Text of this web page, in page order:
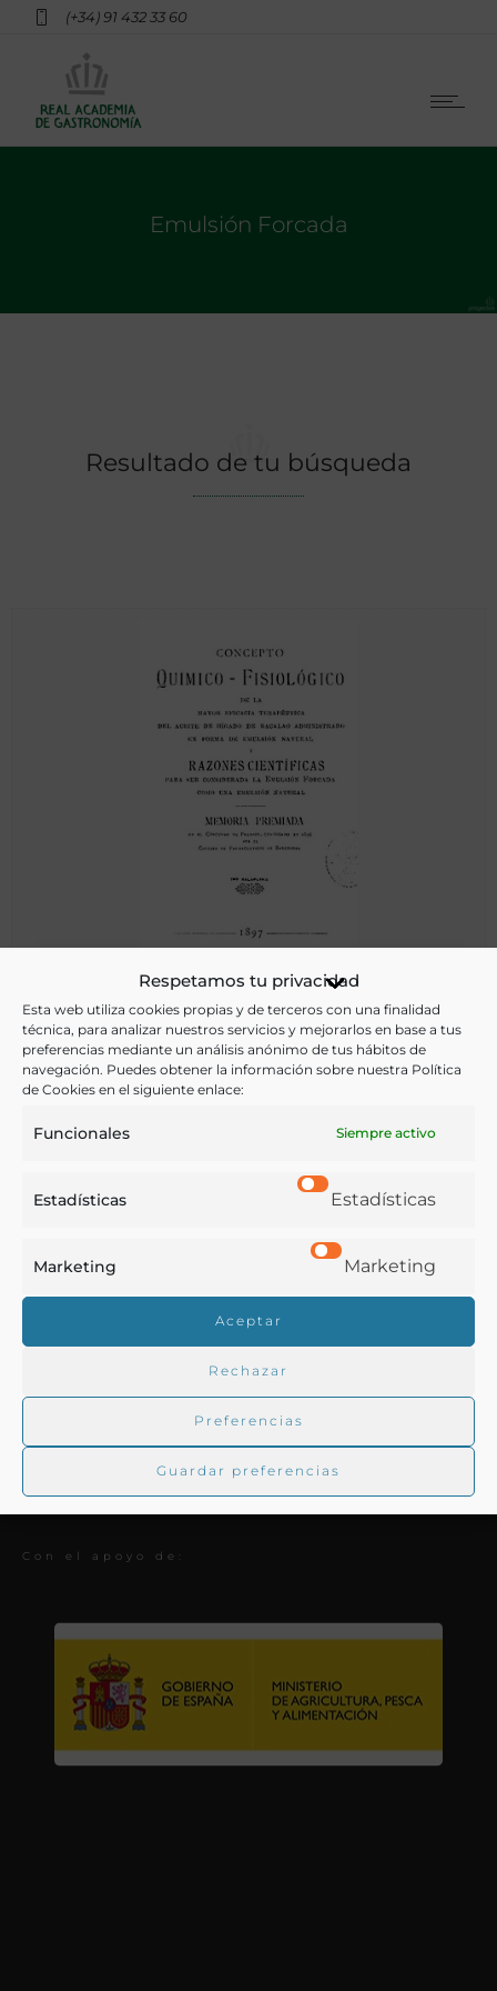
Respetamos tu privacidad
Esta web utiliza cookies propias y de terceros con una finalidad
técnica, para analizar nuestros servicios y mejorarlos en base a tus
preferencias mediante un análisis anónimo de tus hábitos de
navegación. Puedes obtener la información sobre nuestra Política
de Cookies en el siguiente enlace:
Funcionales Siempre activo
Estadísticas Estadísticas
Marketing Marketing
Aceptar
Rechazar
Preferencias
Guardar preferencias
(+34) 91 432 33 60
Emulsión Forcada
Resultado de tu búsqueda
Concepto químico fisiológico de la mayor eficacia
forma de emulsión natural y razones científicas para ser
considerada la Emulsión Forcada como una emulsión
natural
[s.l.] - 1897
Real Academia de Gastronomía
Trabajamos para difundir y proteger la cultura
La RAG
Con el apoyo de: